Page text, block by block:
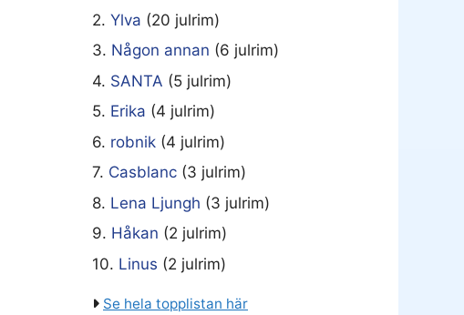
2. Ylva (20 julrim)
3. Någon annan (6 julrim)
4. SANTA (5 julrim)
5. Erika (4 julrim)
6. robnik (4 julrim)
7. Casblanc (3 julrim)
8. Lena Ljungh (3 julrim)
9. Håkan (2 julrim)
10. Linus (2 julrim)
Se hela topplistan här